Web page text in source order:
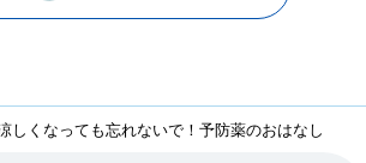
しくなっても忘れないで！予防薬のおはなし